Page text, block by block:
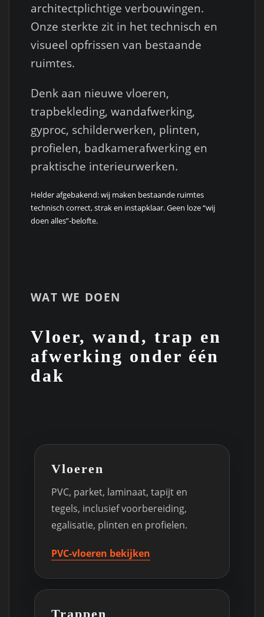
architectplichtige verbouwingen.
Onze sterkte zit in het technisch en
visueel opfrissen van bestaande
ruimtes.
Denk aan nieuwe vloeren,
trapbekleding, wandafwerking,
gyproc, schilderwerken, plinten,
profielen, badkamerafwerking en
praktische interieurwerken.
Helder afgebakend: wij maken bestaande ruimtes
technisch correct, strak en instapklaar. Geen loze “wij
doen alles”-belofte.
WAT WE DOEN
Vloer, wand, trap en
afwerking onder één
dak
Vloeren
PVC, parket, laminaat, tapijt en
tegels, inclusief voorbereiding,
egalisatie, plinten en profielen.
PVC-vloeren bekijken
Trappen